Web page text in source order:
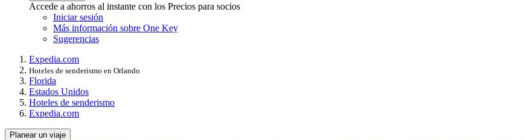
Accede a ahorros al instante con los Precios para socios
Iniciar sesión
Más información sobre One Key
Sugerencias
Expedia.com
Hoteles de senderismo en Orlando
Florida
Estados Unidos
Hoteles de senderismo
Expedia.com
Planear un viaje